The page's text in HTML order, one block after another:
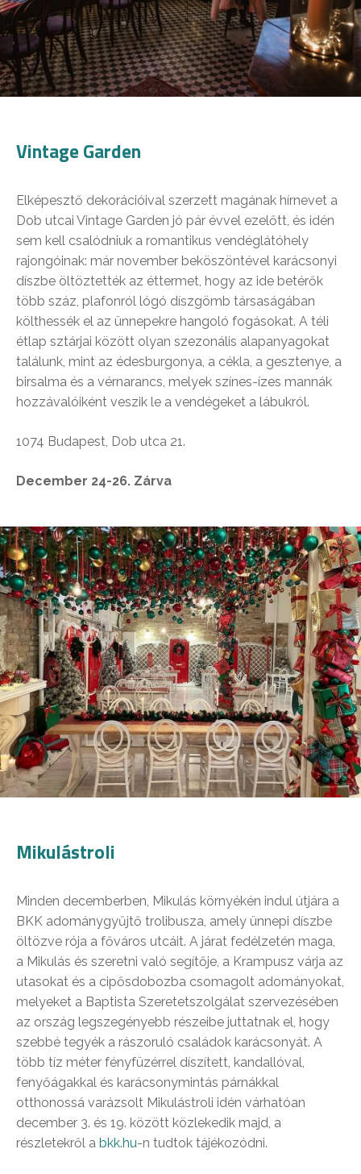
Vintage Garden
Elképesztő dekorációival szerzett magának hírnevet a
Dob utcai Vintage Garden jó pár évvel ezelőtt, és idén
sem kell csalódniuk a romantikus vendéglátóhely
rajongóinak: már november beköszöntével karácsonyi
díszbe öltöztették az éttermet, hogy az ide betérők
több száz, plafonról lógó díszgömb társaságában
költhessék el az ünnepekre hangoló fogásokat. A téli
étlap sztárjai között olyan szezonális alapanyagokat
találunk, mint az édesburgonya, a cékla, a gesztenye, a
birsalma és a vérnarancs, melyek színes-ízes mannák
hozzávalóiként veszik le a vendégeket a lábukról.
1074 Budapest, Dob utca 21.
December 24-26. Zárva
Mikulástroli
Minden decemberben, Mikulás környékén indul útjára a
BKK adománygyűjtő trolibusza, amely ünnepi díszbe
öltözve rója a főváros utcáit. A járat fedélzetén maga,
a Mikulás és szeretni való segítője, a Krampusz várja az
utasokat és a cipősdobozba csomagolt adományokat,
melyeket a Baptista Szeretetszolgálat szervezésében
az ország legszegényebb részeibe juttatnak el, hogy
szebbé tegyék a rászoruló családok karácsonyát. A
több tíz méter fényfüzérrel díszített, kandallóval,
fenyőágakkal és karácsonymintás párnákkal
otthonossá varázsolt Mikulástroli idén várhatóan
december 3. és 19. között közlekedik majd, a
részletekről a bkk.hu-n tudtok tájékozódni.